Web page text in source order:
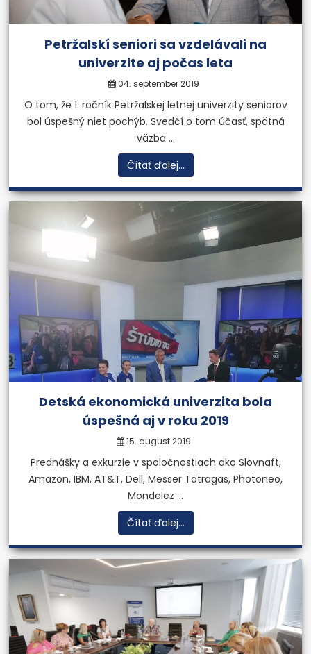
Petržalskí seniori sa vzdelávali na
univerzite aj počas leta
04. september 2019
O tom, že 1. ročník Petržalskej letnej univerzity seniorov
bol úspešný niet pochýb. Svedčí o tom účasť, spätná
väzba ...
Čítať ďalej...
Detská ekonomická univerzita bola
úspešná aj v roku 2019
15. august 2019
Prednášky a exkurzie v spoločnostiach ako Slovnaft,
Amazon, IBM, AT&T, Dell, Messer Tatragas, Photoneo,
Mondelez ...
Čítať ďalej...